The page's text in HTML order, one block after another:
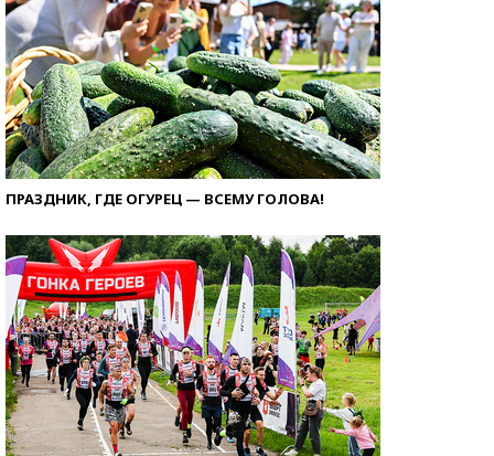
ПРАЗДНИК, ГДЕ ОГУРЕЦ — ВСЕМУ ГОЛОВА!